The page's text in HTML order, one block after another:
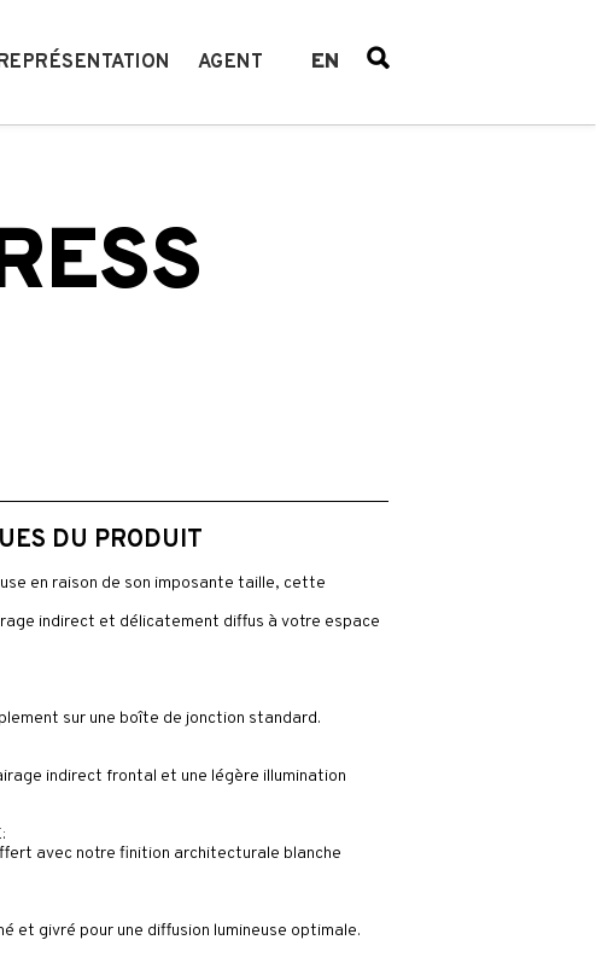
AGENT EN
DU PRODUIT
en raison de son imposante taille, cette
indirect et délicatement diffus à votre espace
sur une boîte de jonction standard.
indirect frontal et une légère illumination
avec notre finition architecturale blanche
et givré pour une diffusion lumineuse optimale.